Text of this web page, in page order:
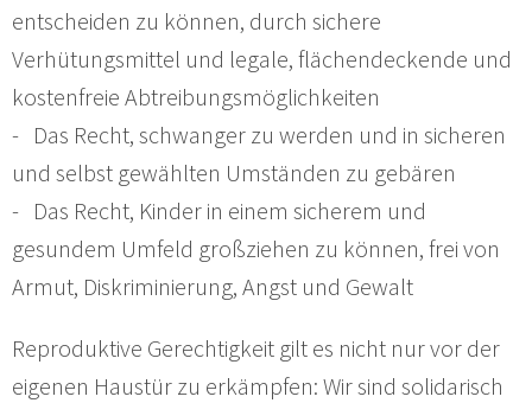
entscheiden zu können, durch sichere
Verhütungsmittel und legale, flächendeckende und
kostenfreie Abtreibungsmöglichkeiten
- Das Recht, schwanger zu werden und in sicheren
und selbst gewählten Umständen zu gebären
- Das Recht, Kinder in einem sicherem und
gesundem Umfeld großziehen zu können, frei von
Armut, Diskriminierung, Angst und Gewalt
Reproduktive Gerechtigkeit gilt es nicht nur vor der
eigenen Haustür zu erkämpfen: Wir sind solidarisch